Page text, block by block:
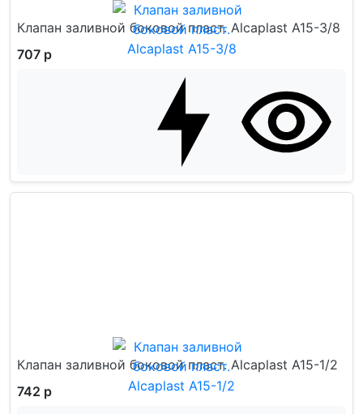
Клапан заливной боковой пласт. Alcaplast A15-3/8
707 р
Клапан заливной боковой пласт. Alcaplast A15-1/2
742 р